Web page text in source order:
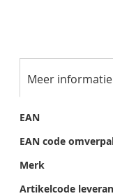
naar
de
gallerij
Meer informatie
Meer
EAN
EAN code
Merk
Artikelcode